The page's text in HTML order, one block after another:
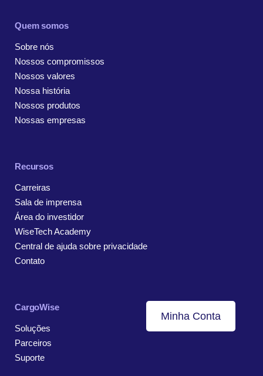
Quem somos
Sobre nós
Nossos compromissos
Nossos valores
Nossa história
Nossos produtos
Nossas empresas
Recursos
Carreiras
Sala de imprensa
Área do investidor
WiseTech Academy
Central de ajuda sobre privacidade
Contato
CargoWise
Soluções
Parceiros
Suporte
Minha Conta